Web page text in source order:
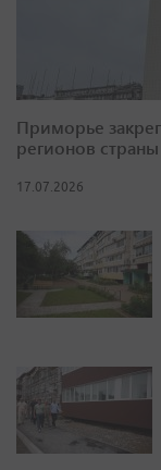
Приморье
регионов страны
17.07.2026